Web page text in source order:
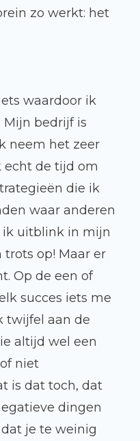
zo werkt: het
waardoor ik
Mijn bedrijf is
neem het zeer
echt de tijd om
die ik
waar anderen
ik uitblink in mijn
op! Maar er
Op de een of
succes iets me
twijfel aan de
altijd wel een
niet
is dat toch, dat
dingen
je te weinig